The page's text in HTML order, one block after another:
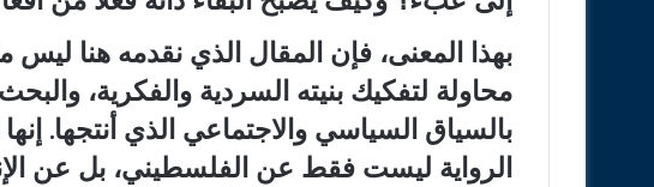
بهذا المعنى، فإن المقال الذي نقدمه هنا
محاولة لتفكيك بنيته السردية والفكرية،
بالسياق السياسي والاجتماعي الذي أنتجها.
الرواية ليست فقط عن الفلسطيني، بل عن